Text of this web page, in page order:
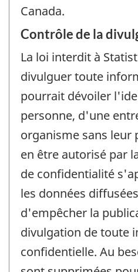
Canada.
Contrôle de la
La loi interdit à
divulguer toute
pourrait dévoiler
personne, d'une
organisme sans leur
en être autorisé par
de confidentialité
les données
d'empêcher la
divulgation de toute
confidentielle. Au